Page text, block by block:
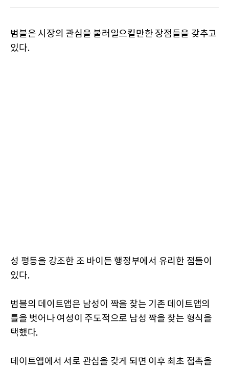
범블은 시장의 관심을 불러일으킬만한 장점들을 갖추고
있다.
성 평등을 강조한 조 바이든 행정부에서 유리한 점들이
있다.
범블의 데이트앱은 남성이 짝을 찾는 기존 데이트앱의
틀을 벗어나 여성이 주도적으로 남성 짝을 찾는 형식을
택했다.
데이트앱에서 서로 관심을 갖게 되면 이후 최초 접촉을